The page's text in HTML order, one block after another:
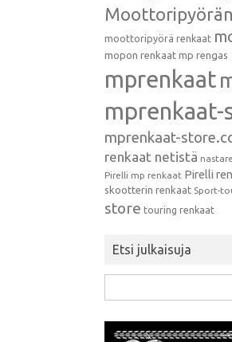
moottoripyörä renkaat
mopon renkaat mp rengas
mprenkaat
mprenkaat-
mprenkaat-
renkaat netistä
Pirelli mp renkaat Pirelli
skootterin renkaat Sport-
store touring renkaat
Etsi julkaisuja